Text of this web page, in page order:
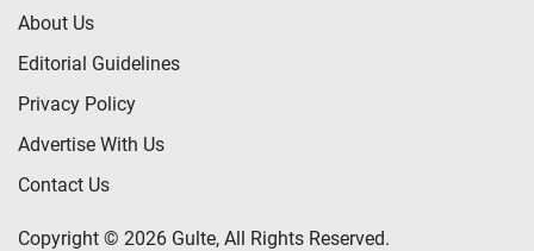
About Us
Editorial Guidelines
Privacy Policy
Advertise With Us
Contact Us
Copyright © 2026 Gulte, All Rights Reserved.